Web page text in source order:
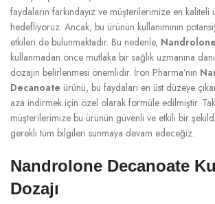
faydaların farkındayız ve müşterilerimize en kaliteli
hedefliyoruz. Ancak, bu ürünün kullanımının
etkileri de bulunmaktadır. Bu nedenle,
kullanmadan önce mutlaka bir sağlık uzmanına
dozajın belirlenmesi önemlidir. İron Pharma’nın
Decanoate ürünü, bu faydaları en üst düzeye
aza indirmek için özel olarak formüle edilmiştir.
müşterilerimize bu ürünün güvenli ve etkili bir
gerekli tüm bilgileri sunmaya devam edeceğiz.
Nandrolone Decanoate
Dozajı